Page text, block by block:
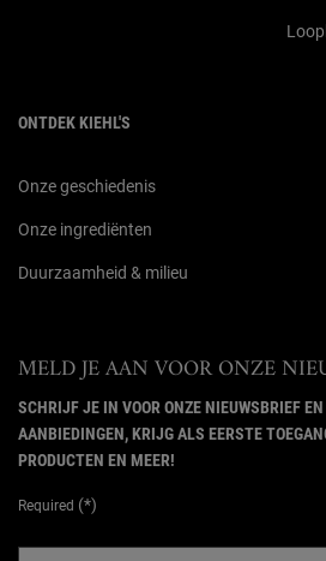
ONTDEK KIEHL'S
Onze geschiedenis
Onze ingrediënten
Duurzaamheid & milieu
MELD JE AAN VOOR ONZE
SCHRIJF JE IN VOOR ONZE NIEUWSBRIEF
AANBIEDINGEN, KRIJG ALS EERSTE
PRODUCTEN EN MEER!
Required (*)